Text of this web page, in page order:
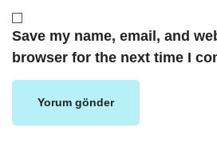
Save my name, email, and
browser for the next time I